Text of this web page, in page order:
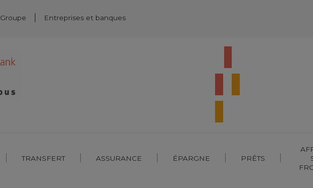
Groupe Entreprises et banques
TRANSFERT ASSURANCE ÉPARGNE PRÊTS